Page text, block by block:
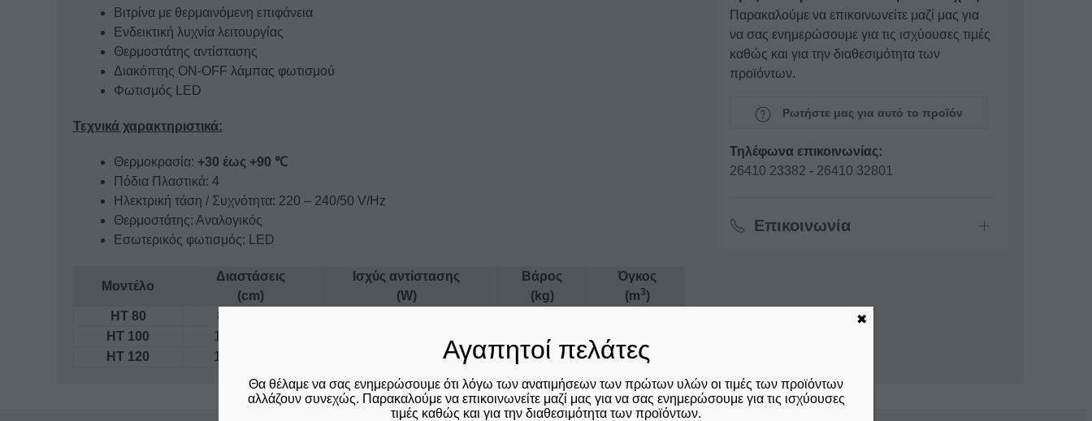
Βιτρίνα με θερμαινόμενη επιφάνεια
Ενδεικτική λυχνία λειτουργίας
Θερμοστάτης αντίστασης
Διακόπτης ON-OFF λάμπας φωτισμού
Φωτισμός LED
Τεχνικά χαρακτηριστικά:
Θερμοκρασία: +30 έως +90 ℃
Πόδια Πλαστικά: 4
Ηλεκτρική τάση / Συχνότητα: 220 – 240/50 V/Hz
Θερμοστάτης: Αναλογικός
Εσωτερικός φωτισμός: LED
Μοντέλο
Διαστάσεις
(cm)
Ισχύς αντίστασης
(W)
Βάρος
(kg)
Όγκος
(m3)
ΗΤ 80
80x53x57,5
ΗΤ 100
100x53x57,5 36
ΗΤ 120
120x53x57,5 40 0,33
Παρακαλούμε να επικοινωνείτε μαζί μας για
να σας ενημερώσουμε για τις ισχύουσες τιμές
καθώς και για την διαθεσιμότητα των
προϊόντων.
Ρωτήστε μας για αυτό το προϊόν
Τηλέφωνα επικοινωνίας:
26410 23382 - 26410 32801
Επικοινωνία
Αγαπητοί πελάτες
Θα θέλαμε να σας ενημερώσουμε ότι λόγω των ανατιμήσεων των πρώτων υλών οι τιμές των προϊόντων
αλλάζουν συνεχώς. Παρακαλούμε να επικοινωνείτε μαζί μας για να σας ενημερώσουμε για τις ισχύουσες
τιμές καθώς και για την διαθεσιμότητα των προϊόντων.
✖